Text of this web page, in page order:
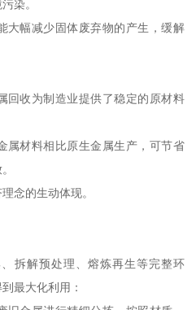
染。
大幅减少固体废弃物的产生，缓解
回收为制造业提供了稳定的原材料
属材料相比原生金属生产，可节省
念的生动体现。
拆解预处理、熔炼再生等完整环
最大化利用：